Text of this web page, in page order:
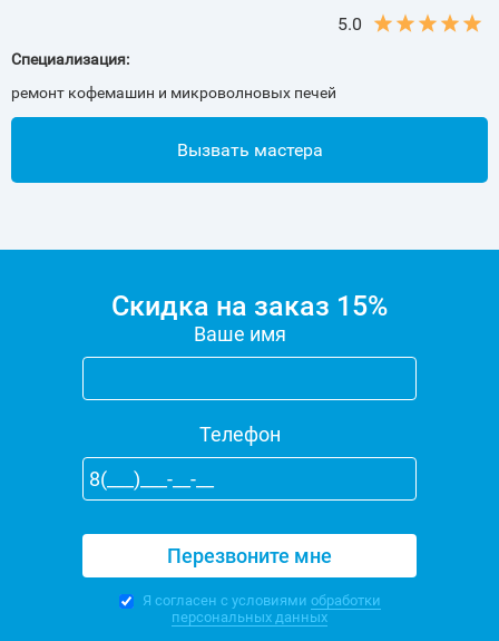
5.0
Специализация:
ремонт кофемашин и микроволновых печей
Вызвать мастера
Скидка на заказ 15%
Ваше имя
Телефон
Я согласен с условиями обработки
персональных данных